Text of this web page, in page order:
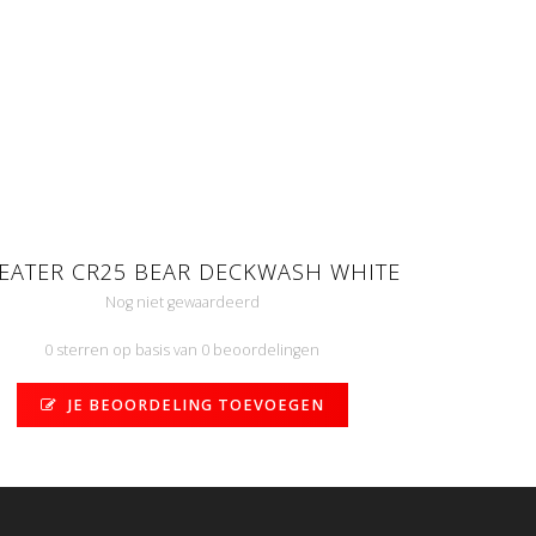
CR25 BEAR DECKWASH WHITE
Nog niet gewaardeerd
0 sterren op basis van 0 beoordelingen
JE BEOORDELING TOEVOEGEN